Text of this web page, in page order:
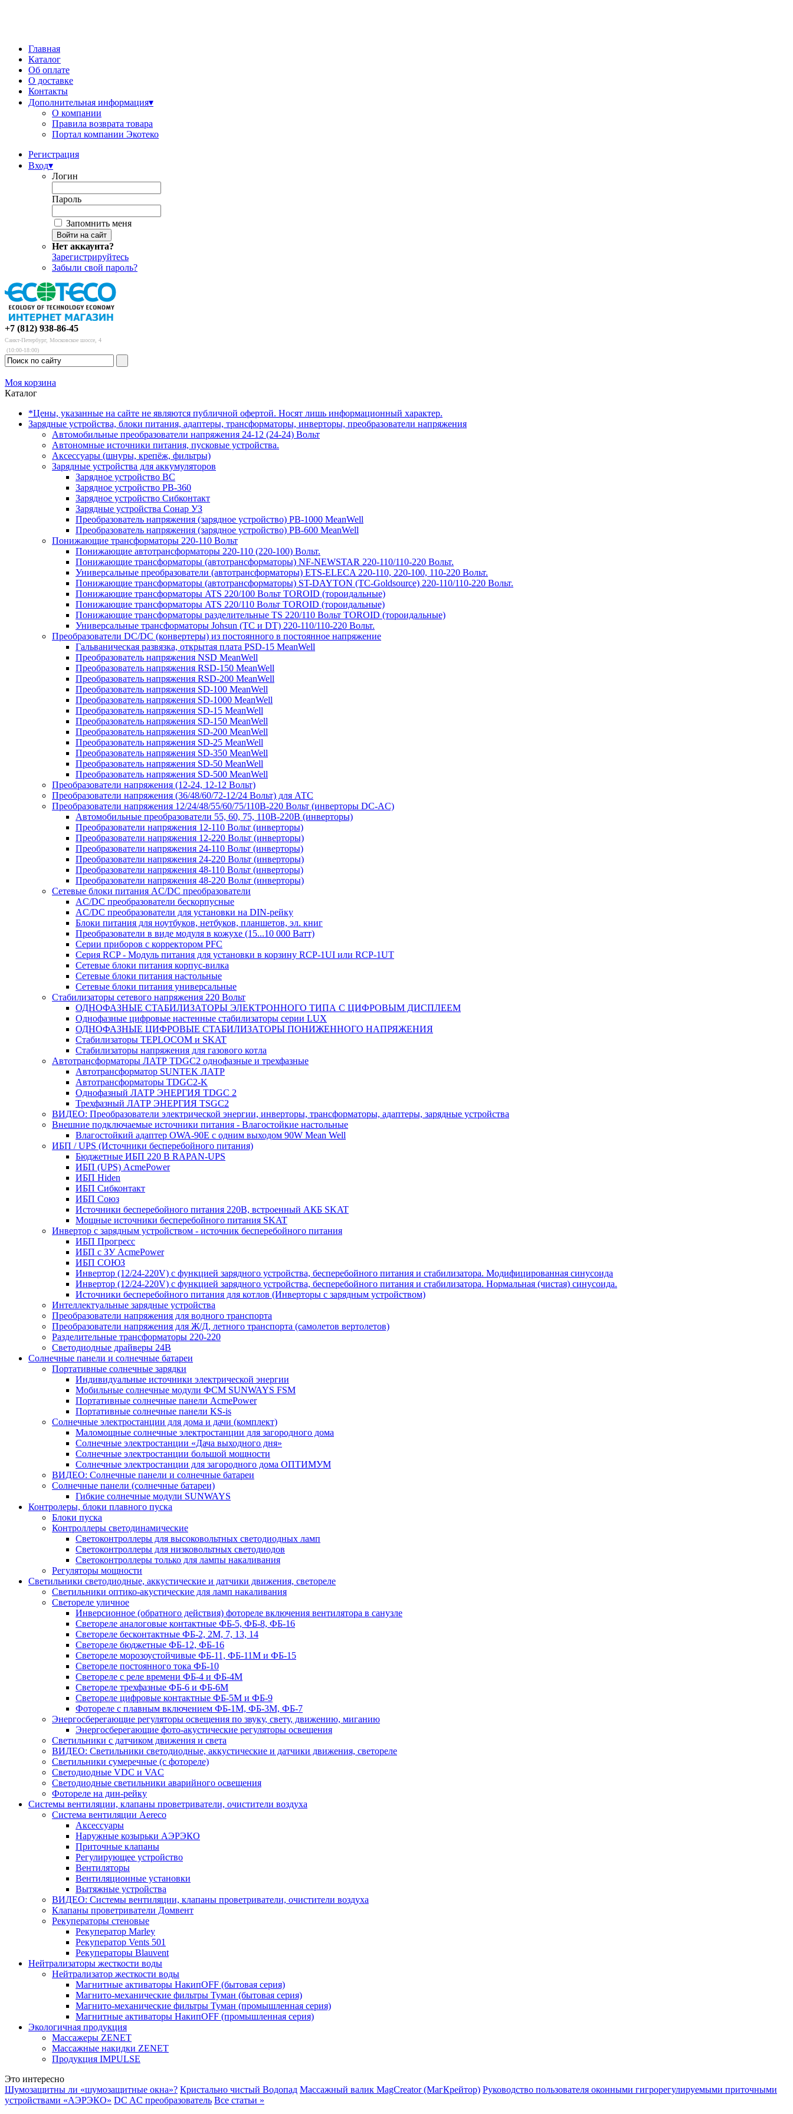
Главная
Каталог
Об оплате
О доставке
Контакты
Дополнительная информация▾
О компании
Правила возврата товара
Портал компании Экотеко
Регистрация
Вход▾
Логин
Пароль
Запомнить меня
Нет аккаунта?
Зарегистрируйтесь
Забыли свой пароль?
+7 (812) 938-86-45
Санкт-Петербург, Московское шоссе, 4
(10:00-18:00)
Моя корзина
Каталог
*Цены, указанные на сайте не являются публичной офертой. Носят лишь информационный характер.
Зарядные устройства, блоки питания, адаптеры, трансформаторы, инверторы, преобразователи напряжения
Автомобильные преобразователи напряжения 24-12 (24-24) Вольт
Автономные источники питания, пусковые устройства.
Аксессуары (шнуры, крепёж, фильтры)
Зарядные устройства для аккумуляторов
Зарядное устройство BC
Зарядное устройство PB-360
Зарядное устройство Сибконтакт
Зарядные устройства Сонар УЗ
Преобразователь напряжения (зарядное устройство) PB-1000 MeanWell
Преобразователь напряжения (зарядное устройство) PB-600 MeanWell
Понижающие трансформаторы 220-110 Вольт
Понижающие автотрансформаторы 220-110 (220-100) Вольт.
Понижающие трансформаторы (автотрансформаторы) NF-NEWSTAR 220-110/110-220 Вольт.
Универсальные преобразователи (автотрансформаторы) ETS-ELECA 220-110, 220-100, 110-220 Вольт.
Понижающие трансформаторы (автотрансформаторы) ST-DAYTON (TC-Goldsource) 220-110/110-220 Вольт.
Понижающие трансформаторы ATS 220/100 Вольт TOROID (тороидальные)
Понижающие трансформаторы ATS 220/110 Вольт TOROID (тороидальные)
Понижающие трансформаторы разделительные TS 220/110 Вольт TOROID (тороидальные)
Универсальные трансформаторы Johsun (TС и DT) 220-110/110-220 Вольт.
Преобразователи DC/DC (конвертеры) из постоянного в постоянное напряжение
Гальваническая развязка, открытая плата PSD-15 MeanWell
Преобразователь напряжения NSD MeanWell
Преобразователь напряжения RSD-150 MeanWell
Преобразователь напряжения RSD-200 MeanWell
Преобразователь напряжения SD-100 MeanWell
Преобразователь напряжения SD-1000 MeanWell
Преобразователь напряжения SD-15 MeanWell
Преобразователь напряжения SD-150 MeanWell
Преобразователь напряжения SD-200 MeanWell
Преобразователь напряжения SD-25 MeanWell
Преобразователь напряжения SD-350 MeanWell
Преобразователь напряжения SD-50 MeanWell
Преобразователь напряжения SD-500 MeanWell
Преобразователи напряжения (12-24, 12-12 Вольт)
Преобразователи напряжения (36/48/60/72-12/24 Вольт) для АТС
Преобразователи напряжения 12/24/48/55/60/75/110В-220 Вольт (инверторы DC-AC)
Автомобильные преобразователи 55, 60, 75, 110В-220В (инверторы)
Преобразователи напряжения 12-110 Вольт (инверторы)
Преобразователи напряжения 12-220 Вольт (инверторы)
Преобразователи напряжения 24-110 Вольт (инверторы)
Преобразователи напряжения 24-220 Вольт (инверторы)
Преобразователи напряжения 48-110 Вольт (инверторы)
Преобразователи напряжения 48-220 Вольт (инверторы)
Сетевые блоки питания AC/DC преобразователи
AC/DC преобразователи бескорпусные
AC/DC преобразователи для установки на DIN-рейку
Блоки питания для ноутбуков, нетбуков, планшетов, эл. книг
Преобразователи в виде модуля в кожухе (15...10 000 Ватт)
Серии приборов с корректором PFC
Серия RCP - Модуль питания для установки в корзину RCP-1UI или RCP-1UT
Сетевые блоки питания корпус-вилка
Сетевые блоки питания настольные
Сетевые блоки питания универсальные
Стабилизаторы сетевого напряжения 220 Вольт
ОДНОФАЗНЫЕ СТАБИЛИЗАТОРЫ ЭЛЕКТРОННОГО ТИПА С ЦИФРОВЫМ ДИСПЛЕЕМ
Однофазные цифровые настенные стабилизаторы серии LUX
ОДНОФАЗНЫЕ ЦИФРОВЫЕ СТАБИЛИЗАТОРЫ ПОНИЖЕННОГО НАПРЯЖЕНИЯ
Стабилизаторы TEPLOCOM и SKAT
Стабилизаторы напряжения для газового котла
Автотрансформаторы ЛАТР TDGC2 однофазные и трехфазные
Автотрансформатор SUNTEK ЛАТР
Автотрансформаторы TDGC2-K
Однофазный ЛАТР ЭНЕРГИЯ TDGC 2
Трехфазный ЛАТР ЭНЕРГИЯ TSGC2
ВИДЕО: Преобразователи электрической энергии, инверторы, трансформаторы, адаптеры, зарядные устройства
Внешние подключаемые источники питания - Влагостойкие настольные
Влагостойкий адаптер OWA-90E с одним выходом 90W Mean Well
ИБП / UPS (Источники бесперебойного питания)
Бюджетные ИБП 220 В RAPAN-UPS
ИБП (UPS) AcmePower
ИБП Hiden
ИБП Сибконтакт
ИБП Союз
Источники бесперебойного питания 220В, встроенный АКБ SKAT
Мощные источники бесперебойного питания SKAT
Инвертор с зарядным устройством - источник бесперебойного питания
ИБП Прогресс
ИБП с ЗУ AcmePower
ИБП СОЮЗ
Инвертор (12/24-220V) с функцией зарядного устройства, бесперебойного питания и стабилизатора. Модифицированная синусоида
Инвертор (12/24-220V) с функцией зарядного устройства, бесперебойного питания и стабилизатора. Нормальная (чистая) синусоида.
Источники бесперебойного питания для котлов (Инверторы с зарядным устройством)
Интеллектуальные зарядные устройства
Преобразователи напряжения для водного транспорта
Преобразователи напряжения для Ж/Д, летного транспорта (самолетов вертолетов)
Разделительные трансформаторы 220-220
Светодиодные драйверы 24В
Солнечные панели и солнечные батареи
Портативные солнечные зарядки
Индивидуальные источники электрической энергии
Мобильные солнечные модули ФСМ SUNWAYS FSM
Портативные солнечные панели AcmePower
Портативные солнечные панели KS-is
Солнечные электростанции для дома и дачи (комплект)
Маломощные солнечные электростанции для загородного дома
Солнечные электростанции «Дача выходного дня»
Солнечные электростанции большой мощности
Солнечные электростанции для загородного дома ОПТИМУМ
ВИДЕО: Солнечные панели и солнечные батареи
Солнечные панели (солнечные батареи)
Гибкие солнечные модули SUNWAYS
Контролеры, блоки плавного пуска
Блоки пуска
Контроллеры светодинамические
Светоконтроллеры для высоковольтных светодиодных ламп
Светоконтроллеры для низковольтных светодиодов
Светоконтроллеры только для лампы накаливания
Регуляторы мощности
Светильники светодиодные, аккустические и датчики движения, светореле
Светильники оптико-акустические для ламп накаливания
Светореле уличное
Инверсионное (обратного действия) фотореле включения вентилятора в санузле
Светореле аналоговые контактные ФБ-5, ФБ-8, ФБ-16
Светореле бесконтактные ФБ-2, 2М, 7, 13, 14
Светореле бюджетные ФБ-12, ФБ-16
Светореле морозоустойчивые ФБ-11, ФБ-11М и ФБ-15
Светореле постоянного тока ФБ-10
Светореле с реле времени ФБ-4 и ФБ-4М
Светореле трехфазные ФБ-6 и ФБ-6М
Светореле цифровые контактные ФБ-5М и ФБ-9
Фотореле с плавным включением ФБ-1М, ФБ-3М, ФБ-7
Энергосберегающие регуляторы освещения по звуку, свету, движению, миганию
Энергосберегающие фото-акустические регуляторы освещения
Светильники с датчиком движения и света
ВИДЕО: Светильники светодиодные, аккустические и датчики движения, светореле
Светильники сумеречные (с фотореле)
Светодиодные VDC и VAC
Светодиодные светильники аварийного освещения
Фотореле на дин-рейку
Системы вентиляции, клапаны проветриватели, очистители воздуха
Система вентиляции Aereco
Аксессуары
Наружные козырьки АЭРЭКО
Приточные клапаны
Регулирующее устройство
Вентиляторы
Вентиляционные установки
Вытяжные устройства
ВИДЕО: Системы вентиляции, клапаны проветриватели, очистители воздуха
Клапаны проветриватели Домвент
Рекуператоры стеновые
Рекуператор Marley
Рекуператор Vents 501
Рекуператоры Blauvent
Нейтрализаторы жесткости воды
Нейтрализатор жесткости воды
Магнитные активаторы НакипOFF (бытовая серия)
Магнито-механические фильтры Туман (бытовая серия)
Магнито-механические фильтры Туман (промышленная серия)
Магнитные активаторы НакипOFF (промышленная серия)
Экологичная продукция
Массажеры ZENET
Массажные накидки ZENET
Продукция IMPULSE
Это интересно
Шумозащитны ли «шумозащитные окна»? Кристально чистый Водопад Массажный валик MagCreator (МагКрейтор) Руководство пользователя оконными гигрорегулируемыми приточными
устройствами «АЭРЭКО» DC AC преобразователь Все статьи »